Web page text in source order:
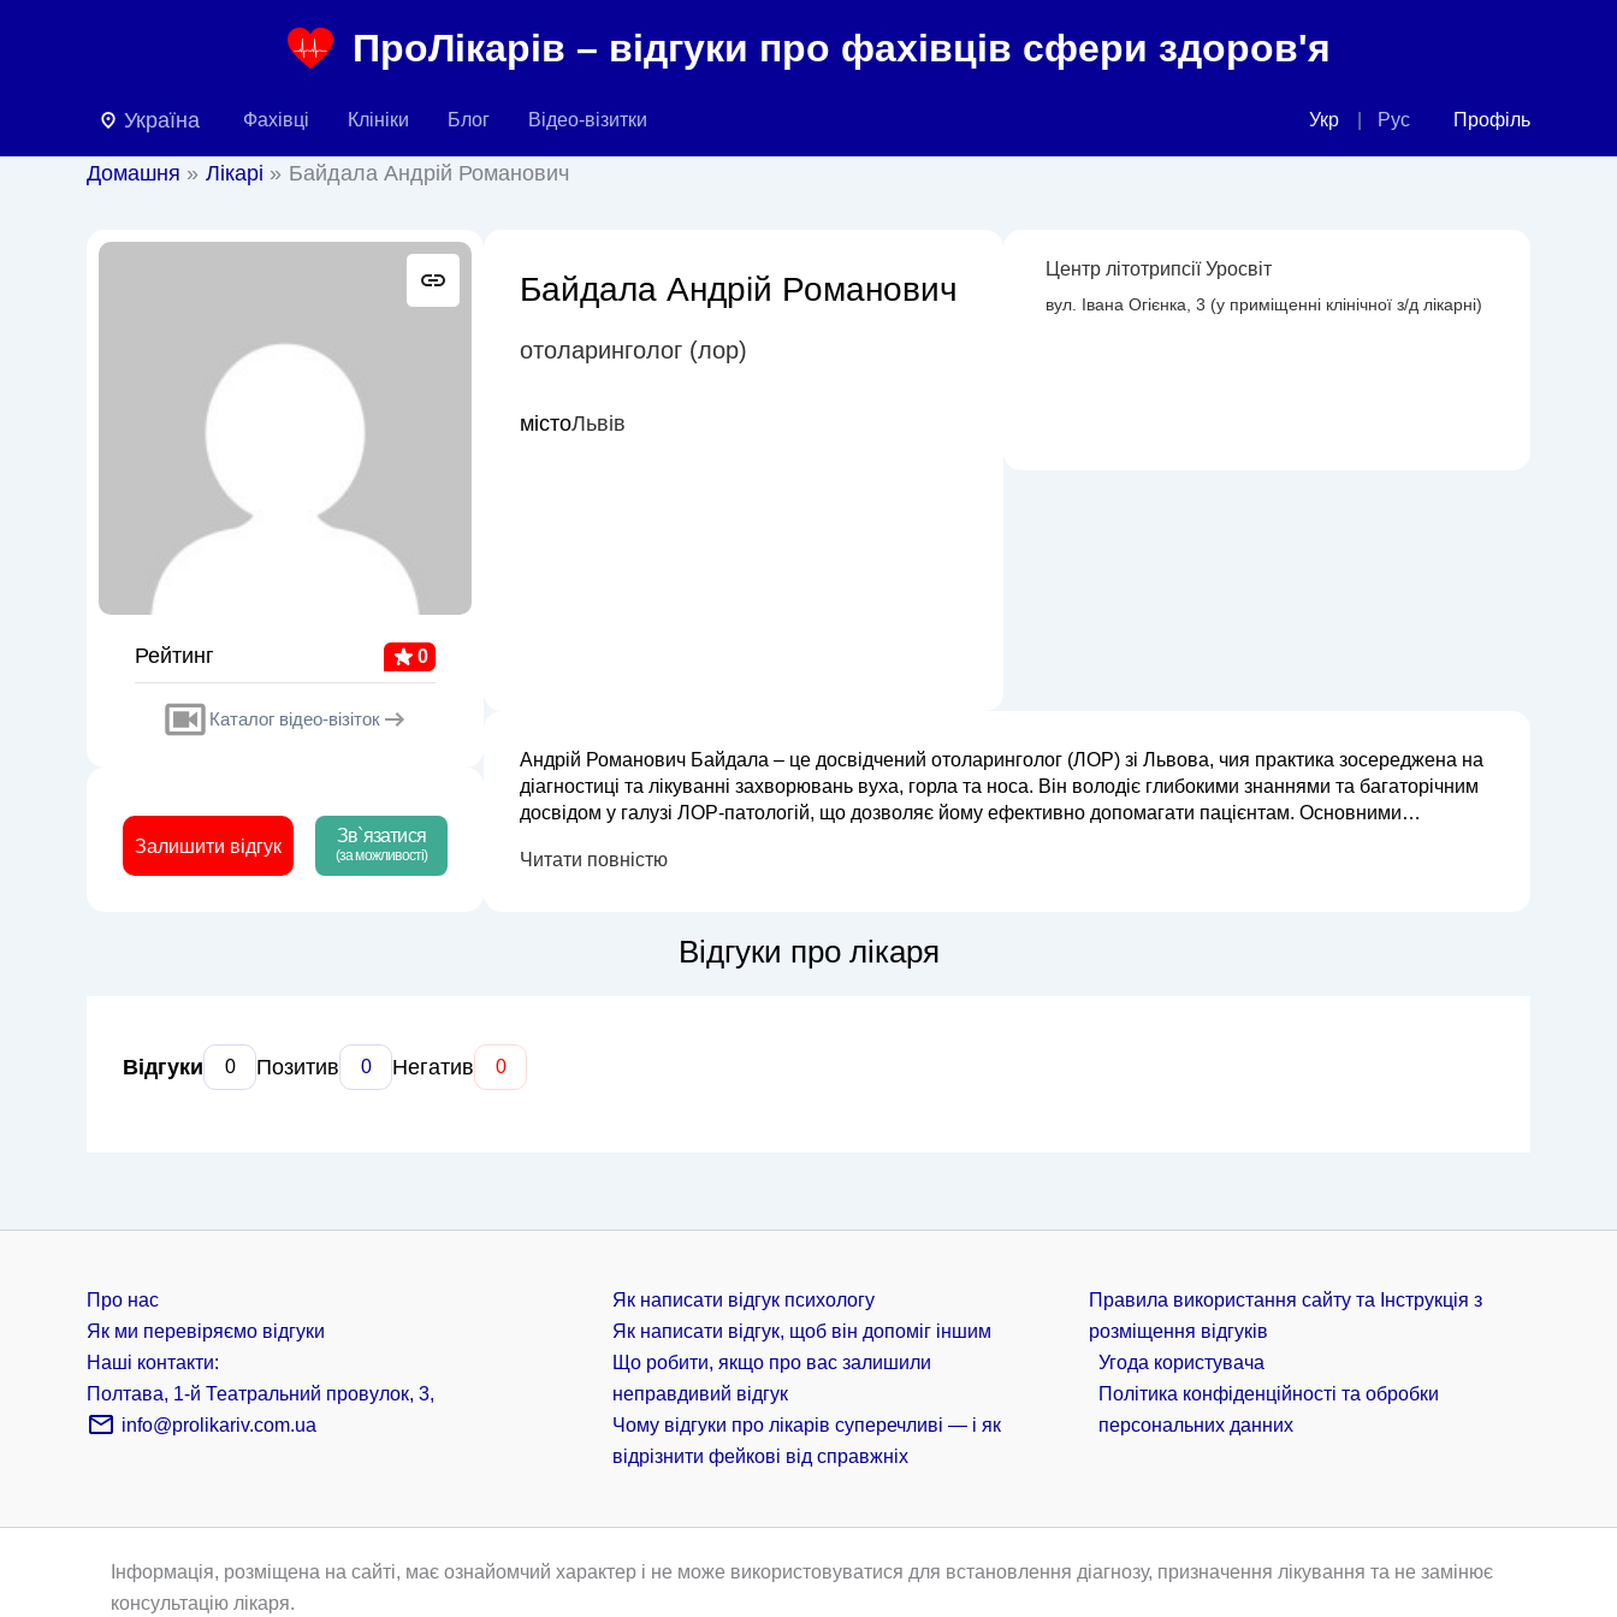
ПроЛікарів – відгуки про фахівців сфери здоров'я
Україна Фахівці Клініки Блог Відео-візитки Укр Рус Профіль
Домашня Лікарі Байдала Андрій Романович
Рейтинг 0
Каталог відео-візіток
Залишити відгук
Зв`язатися
(за можливості)
Байдала Андрій Романович
отоларинголог (лор)
містоЛьвів
Центр літотрипсії Уросвіт
вул. Івана Огієнка, 3 (у приміщенні клінічної з/д лікарні)
Андрій Романович Байдала – це досвідчений отоларинголог (ЛОР) зі Львова, чия практика зосереджена на
діагностиці та лікуванні захворювань вуха, горла та носа. Він володіє глибокими знаннями та багаторічним
досвідом у галузі ЛОР-патологій, що дозволяє йому ефективно допомагати пацієнтам. Основними
Читати повністю
Відгуки про лікаря
Відгуки 0 Позитив 0 Негатив 0
Про нас
Як ми перевіряємо відгуки
Наші контакти:
Полтава, 1-й Театральний провулок, 3,
info@prolikariv.com.ua
Як написати відгук психологу
Як написати відгук, щоб він допоміг іншим
Що робити, якщо про вас залишили
неправдивий відгук
Чому відгуки про лікарів суперечливі — і як
відрізнити фейкові від справжніх
Правила використання сайту та Інструкція з
розміщення відгуків
Угода користувача
Політика конфіденційності та обробки
персональних данних
Інформація, розміщена на сайті, має ознайомчий характер і не може використовуватися для встановлення діагнозу, призначення лікування та не замінює
консультацію лікаря.